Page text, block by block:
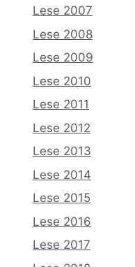
Lese 2007
Lese 2008
Lese 2009
Lese 2010
Lese 2011
Lese 2012
Lese 2013
Lese 2014
Lese 2015
Lese 2016
Lese 2017